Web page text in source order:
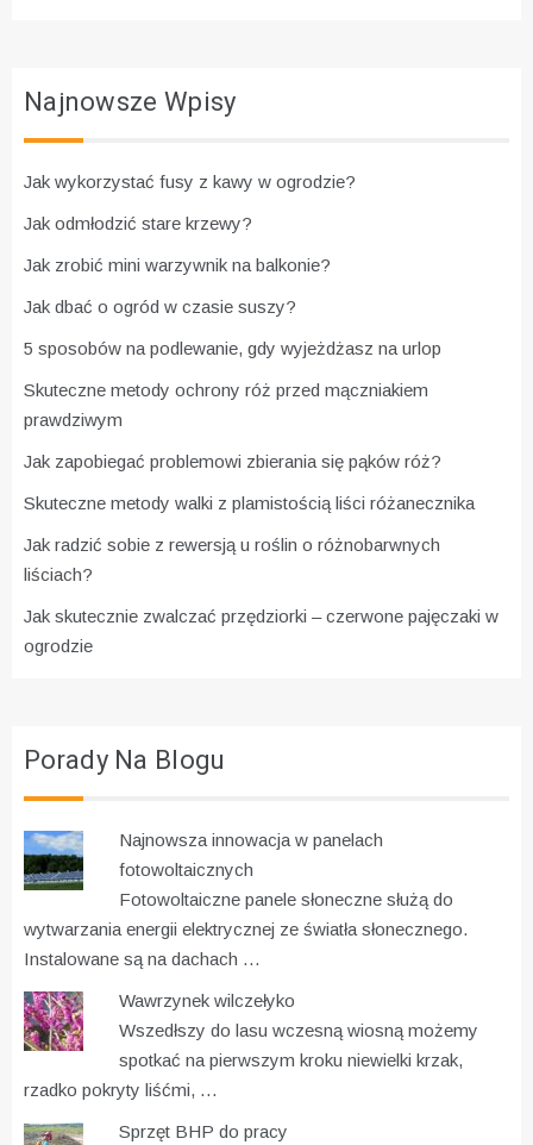
Najnowsze Wpisy
Jak wykorzystać fusy z kawy w ogrodzie?
Jak odmłodzić stare krzewy?
Jak zrobić mini warzywnik na balkonie?
Jak dbać o ogród w czasie suszy?
5 sposobów na podlewanie, gdy wyjeżdżasz na urlop
Skuteczne metody ochrony róż przed mączniakiem
prawdziwym
Jak zapobiegać problemowi zbierania się pąków róż?
Skuteczne metody walki z plamistością liści różanecznika
Jak radzić sobie z rewersją u roślin o różnobarwnych
liściach?
Jak skutecznie zwalczać przędziorki – czerwone pajęczaki w
ogrodzie
Porady Na Blogu
Najnowsza innowacja w panelach
fotowoltaicznych
Fotowoltaiczne panele słoneczne służą do
wytwarzania energii elektrycznej ze światła słonecznego.
Instalowane są na dachach …
Wawrzynek wilczełyko
Wszedłszy do lasu wczesną wiosną możemy
spotkać na pierwszym kroku niewielki krzak,
rzadko pokryty liśćmi, …
Sprzęt BHP do pracy